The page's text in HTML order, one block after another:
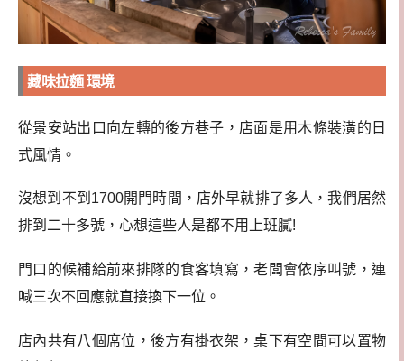
藏味拉麵 環境
從景安站出口向左轉的後方巷子，店面是用木條裝潢的日
式風情。
沒想到不到1700開門時間，店外早就排了多人，我們居然
排到二十多號，心想這些人是都不用上班膩!
門口的候補給前來排隊的食客填寫，老闆會依序叫號，連
喊三次不回應就直接換下一位。
店內共有八個席位，後方有掛衣架，桌下有空間可以置物